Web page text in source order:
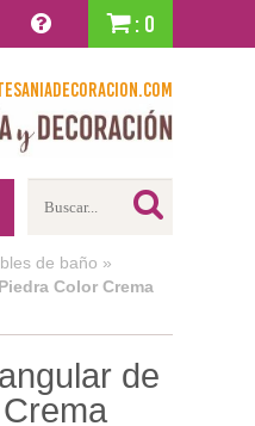
: 0
de baño »
Color Crema
de